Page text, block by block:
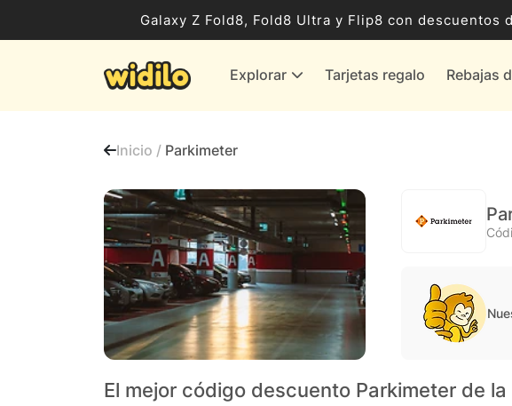
Galaxy Z Fold8, Fold8 Ultra y Flip8 con descuentos
Explorar Tarjetas regalo Rebajas
Ocio, Entretenimiento y Cultura
Proveedores de gas y energía
Todas las tiendas
Inicio / Parkimeter
El mejor código descuento Parkimeter de la